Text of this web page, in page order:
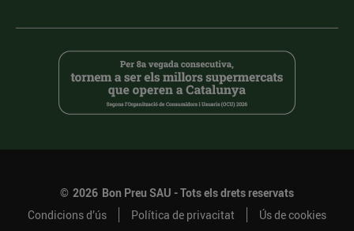
© 2026 Bon Preu SAU - Tots els drets reservats
Condicions d’ús
Política de privacitat Ús de cookies